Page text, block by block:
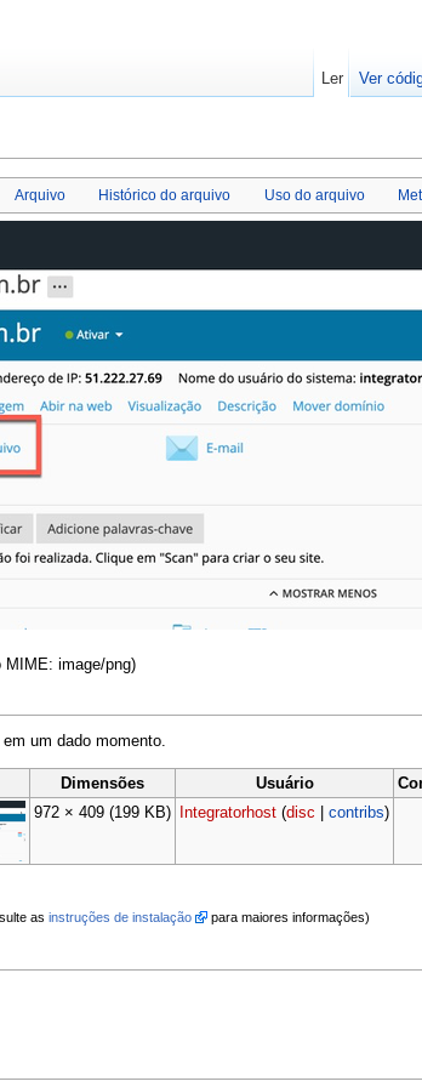
Arquivo Histórico do arquivo Uso do arquivo
image/png)
um dado momento.
Dimensões Usuário
972 × 409 (199 KB) Integratorhost (disc contribs)
asinstruções de instalação para maiores informações)
Ler Ver